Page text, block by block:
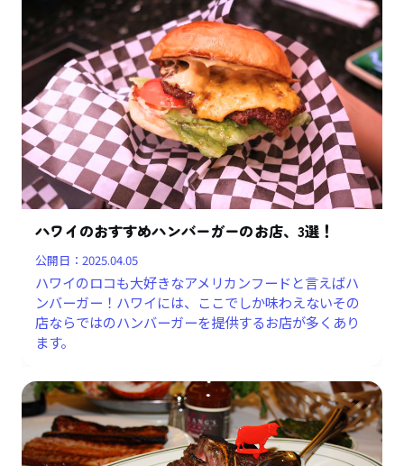
ハワイのおすすめハンバーガーのお店、3選！
公開日：2025.04.05
ハワイのロコも大好きなアメリカンフードと言えばハ
ンバーガー！ハワイには、ここでしか味わえないその
店ならではのハンバーガーを提供するお店が多くあり
ます。